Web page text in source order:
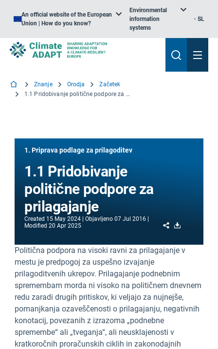
An official website of the European
Union | How do you know?
Environmental
information
systems
SL
Znanje Orodja
Začetek
1.1 Pridobivanje politične podpore za prilagajanje
1. Priprava podlage za prilagoditev
1.1 Pridobivanje
politične podpore za
prilagajanje
Created 15 May 2024 Objavljeno 07 Jul 2016
Modified 20 Apr 2025 Share
Politična podpora na visoki ravni za prilagajanje v
mestu je predpogoj za uspešno izvajanje
prilagoditvenih ukrepov. Prilagajanje podnebnim
spremembam morda ni visoko na političnem dnevnem
redu zaradi drugih pritiskov, ki veljajo za nujnejše,
pomanjkanja ozaveščenosti o prilagajanju, negativnih
konotacij, povezanih z izrazoma „podnebne
spremembe“ ali „tveganja“, ali neusklajenosti v
kratkoročnih proračunskih ciklih in zakonodajnih